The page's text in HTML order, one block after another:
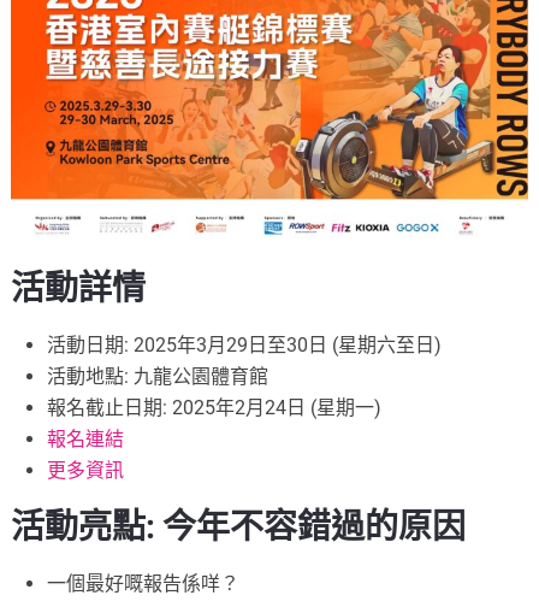
活動詳情
活動日期: 2025年3月29日至30日 (星期六至日)
活動地點: 九龍公園體育館
報名截止日期: 2025年2月24日 (星期一)
報名連結
更多資訊
活動亮點: 今年不容錯過的原因
一個最好嘅報告係咩？